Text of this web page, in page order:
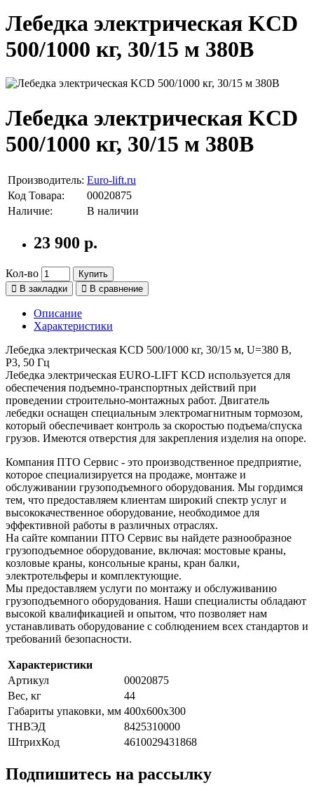
Лебедка электрическая KCD
500/1000 кг, 30/15 м 380В
Лебедка электрическая KCD
500/1000 кг, 30/15 м 380В
Производитель: Euro-lift.ru
Код Товара:
00020875
Наличие:
В наличии
23 900 р.
Кол-во
Купить
В закладки
В сравнение
Описание
Характеристики
Лебедка электрическая KCD 500/1000 кг, 30/15 м, U=380 В,
P3, 50 Гц
Лебедка электрическая EURO-LIFT KCD используется для
обеспечения подъемно-транспортных действий при
проведении строительно-монтажных работ. Двигатель
лебедки оснащен специальным электромагнитным тормозом,
который обеспечивает контроль за скоростью подъема/спуска
грузов. Имеются отверстия для закрепления изделия на опоре.
Компания ПТО Сервис - это производственное предприятие,
которое специализируется на продаже, монтаже и
обслуживании грузоподъемного оборудования. Мы гордимся
тем, что предоставляем клиентам широкий спектр услуг и
высококачественное оборудование, необходимое для
эффективной работы в различных отраслях.
На сайте компании ПТО Сервис вы найдете разнообразное
грузоподъемное оборудование, включая: мостовые краны,
козловые краны, консольные краны, кран балки,
электротельферы и комплектующие.
Мы предоставляем услуги по монтажу и обслуживанию
грузоподъемного оборудования. Наши специалисты обладают
высокой квалификацией и опытом, что позволяет нам
устанавливать оборудование с соблюдением всех стандартов и
требований безопасности.
Характеристики
Артикул
00020875
Вес, кг
44
Габариты упаковки, мм 400х600х300
ТНВЭД
8425310000
ШтрихКод
4610029431868
Подпишитесь на рассылку